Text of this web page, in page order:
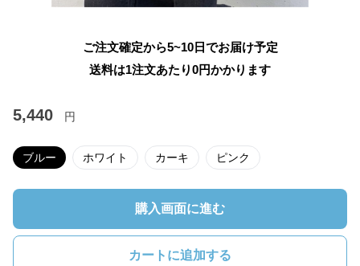
ご注文確定から5~10日でお届け予定
送料は1注文あたり0円かかります
5,440 円
ブルー ホワイト カーキ ピンク
購入画面に進む
カートに追加する